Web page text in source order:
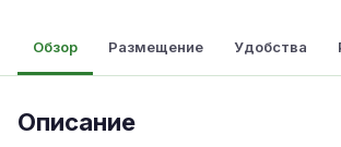
Обзор Размещение Удобства
Описание